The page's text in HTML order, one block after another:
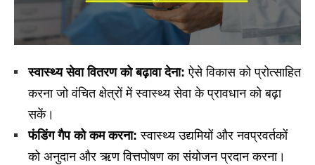
स्वास्थ्यसेवावितरणकोबढ़ावादेना: ऐसे विकास को प्रोत्साहित
करना जो वंचित क्षेत्रों में स्वास्थ्य सेवा के प्रावधान को बढ़ा
सकें।
फंडिंगगैपकोकमकरना: स्वास्थ्य उद्यमियों और नवप्रवर्तकों
को अनुदान और ऋण वित्तपोषण का संयोजन प्रदान करना।